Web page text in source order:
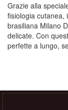
Grazie alla
fisiologia cutanea,
brasiliana Milano
delicate. Con
perfette a lungo,